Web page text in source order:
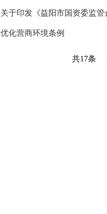
关于印发《益阳市国资委监
优化营商环境条例
共17条